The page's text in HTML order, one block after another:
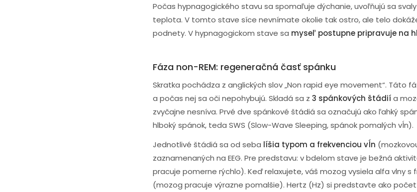
Počas hypnagogického stavu sa spomaľuje dýchanie, uvoľňujú sa
teplota. V tomto stave síce nevnímate okolie tak ostro, ale telo
podnety. V hypnagogickom stave sa myseľ postupne pripravuje na
Fáza non-REM: regeneračná časť spánku
Skratka pochádza z anglických slov „Non rapid eye movement“. Táto
a počas nej sa oči nepohybujú. Skladá sa z 3 spánkových štádiía
zvyčajne nesníva. Prvé dve spánkové štádiá sa označujú ako ľahký
hlboký spánok, teda SWS (Slow-Wave Sleeping, spánok pomalých vĺn).
Jednotlivé štádiá sa od seba líšia typom a frekvenciou vĺn
zaznamenaných na EEG. Pre predstavu: v bdelom stave je bežná
pracuje pomerne rýchlo). Keď relaxujete, váš mozog vysiela alfa vlny s
(mozog pracuje výrazne pomalšie). Hertz (Hz) si predstavte ako počet